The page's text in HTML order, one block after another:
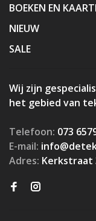
BOEKEN EN
NIEUW
SALE
Wij zijn
het gebied van
Telefoon: 073
E-mail:
Adres: Kerkstraat